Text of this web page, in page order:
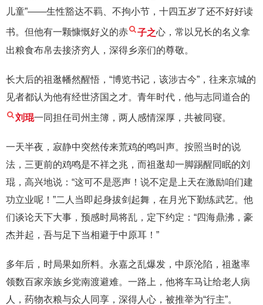
儿童”——生性豁达不羁、不拘小节，十四五岁了还不好好读
书。但他有一颗慷慨好义的赤 子之心，常以兄长的名义拿
出粮食布帛去接济穷人，深得乡亲们的尊敬。
长大后的祖逖幡然醒悟，“博览书记，该涉古今”，往来京城的
见者都认为他有经世济国之才。青年时代，他与志同道合的
刘琨一同担任司州主簿，两人感情深厚，共被同寝。
一天半夜，寂静中突然传来荒鸡的鸣叫声。按照当时的说
法，三更前的鸡鸣是不祥之兆，而祖逖却一脚踢醒同眠的刘
琨，高兴地说：“这可不是恶声！说不定是上天在激励咱们建
功立业呢！”二人当即起身拔剑起舞，在月光下勤练武艺。他
们谈论天下大事，预感时局将乱，定下约定：“四海鼎沸，豪
杰并起，吾与足下当相避于中原耳！”
多年后，时局果如所料。永嘉之乱爆发，中原沦陷，祖逖率
领数百家亲族乡党南渡避难。一路上，他将车马让给老人病
人，药物衣粮与众人同享，深得人心，被推举为“行主”。